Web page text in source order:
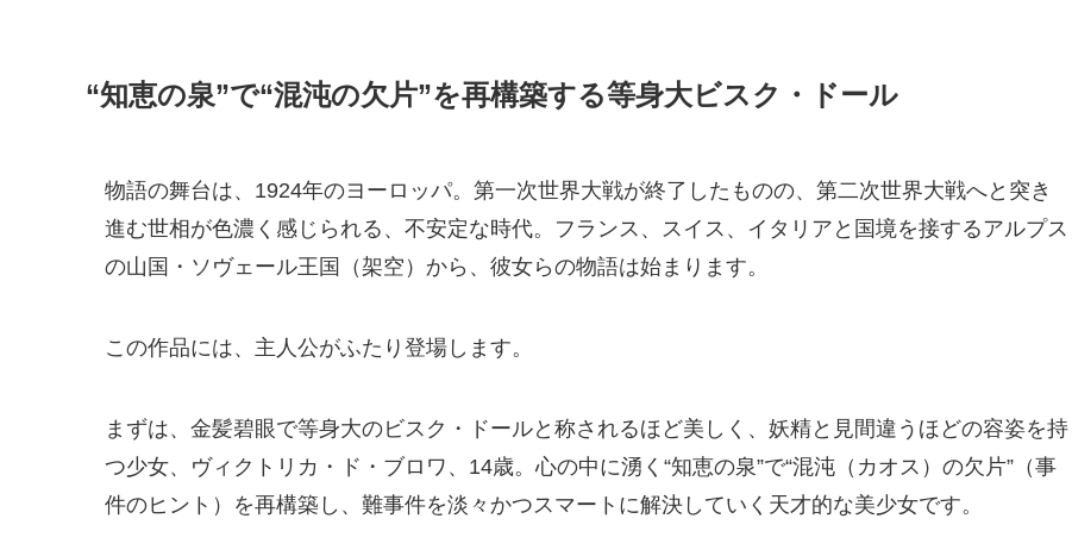
“知恵の泉”で“混沌の欠片”を再構築する等身大ビスク・ドール
物語の舞台は、1924年のヨーロッパ。第一次世界大戦が終了したものの、第二次世界大戦へと突き
進む世相が色濃く感じられる、不安定な時代。フランス、スイス、イタリアと国境を接するアルプス
の山国・ソヴェール王国（架空）から、彼女らの物語は始まります。
この作品には、主人公がふたり登場します。
まずは、金髪碧眼で等身大のビスク・ドールと称されるほど美しく、妖精と見間違うほどの容姿を持
つ少女、ヴィクトリカ・ド・ブロワ、14歳。心の中に湧く“知恵の泉”で“混沌（カオス）の欠片”（事
件のヒント）を再構築し、難事件を淡々かつスマートに解決していく天才的な美少女です。